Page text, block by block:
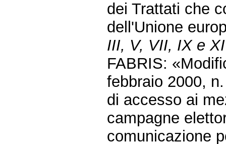
dei Trattati che
dell'Unione
III, V, VII, IX e
FABRIS:
febbraio 2000,
di accesso ai
campagne
comunicazione